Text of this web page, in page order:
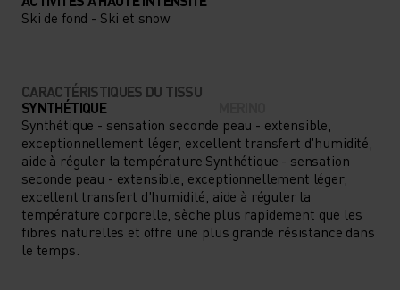
UNE BARRIÈRE
PERMANENTE QUI
PRÉSERVE LA FRAÎCHEUR
DES AVENTURIERS EN
HERBE, MÊME S'ILS SE
DÉPENSENT À FOND. FACILE
À GLISSER SOUS UN SHORT
OU UN PANTALON, LE
Ski de fond - Ski et snow
CARACTÉRISTIQUES DU TISSU
SYNTHÉTIQUE
Synthétique - sensation seconde peau - extensible,
exceptionnellement léger, excellent transfert d'humidité,
aide à réguler la température Synthétique - sensation
seconde peau - extensible, exceptionnellement léger,
excellent transfert d'humidité, aide à réguler la
température corporelle, sèche plus rapidement que les
fibres naturelles et offre une plus grande résistance dans
le temps.